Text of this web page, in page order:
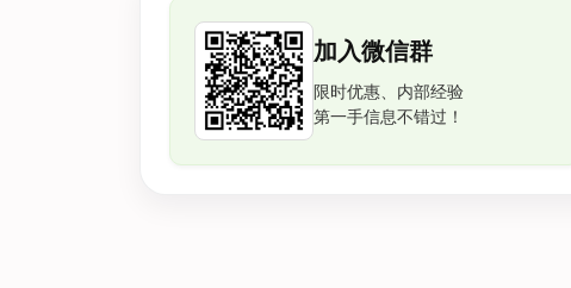
加入微信群
限时优惠、内部经验
第一手信息不错过！